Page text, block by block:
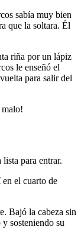
sabía muy bien
que la soltara. Él
riña por un lápiz
le enseñó el
para salir del
para entrar.
el cuarto de
Bajó la cabeza sin
sosteniendo su